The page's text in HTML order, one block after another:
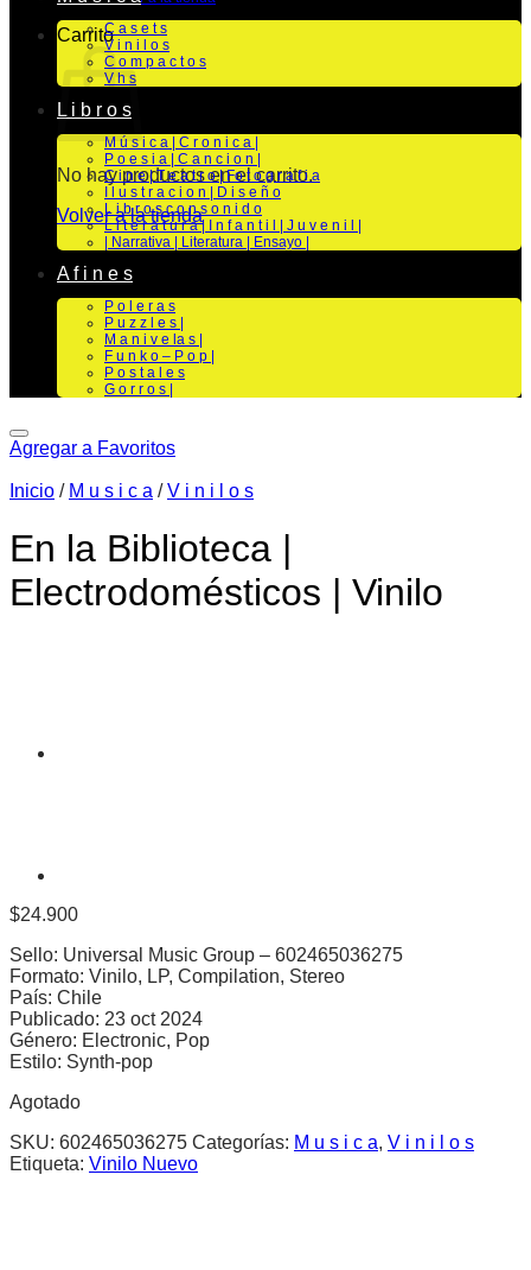
Carrito
No hay productos en el carrito.
Volver a la tienda
C a s e t s
V i n i l o s
C o m p a c t o s
V h s
L i b r o s
M ú s i c a | C r o n i c a |
P o e s i a | C a n c i o n |
C i n e | T e a t r o | Fo t o g r a f i a
I l u s t r a c i o n | D i s e ñ o
L i b r o s c o n s o n i d o
L i t e r a t u r a | I n f a n t i l | J u v e n i l |
| Narrativa | Literatura | Ensayo |
A f i n e s
P o l e r a s
P u z z l e s |
M a n i v e la s |
F u n k o – P o p |
P o s t a l e s
G o r r o s |
Agregar a Favoritos
Inicio / M u s i c a / V i n i l o s
En la Biblioteca |
Electrodomésticos | Vinilo
$24.900
Sello: Universal Music Group – 602465036275
Formato: Vinilo, LP, Compilation, Stereo
País: Chile
Publicado: 23 oct 2024
Género: Electronic, Pop
Estilo: Synth-pop
Agotado
SKU: 602465036275 Categorías: M u s i c a, V i n i l o s
Etiqueta: Vinilo Nuevo